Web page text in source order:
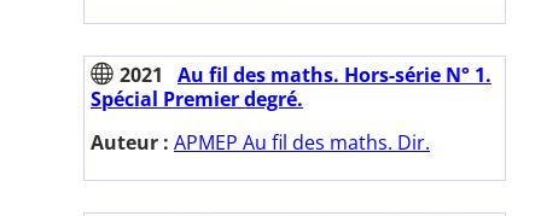
2021
Au fil des maths. Hors-série N° 1.
Spécial Premier degré.
Auteur : APMEP Au fil des maths. Dir.